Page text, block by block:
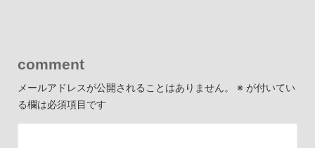
comment
メールアドレスが公開されることはありません。 ※ が付いてい
る欄は必須項目です